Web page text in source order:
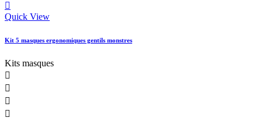

Quick View
Kit 5 masques ergonomiques gentils monstres
Kits masques



